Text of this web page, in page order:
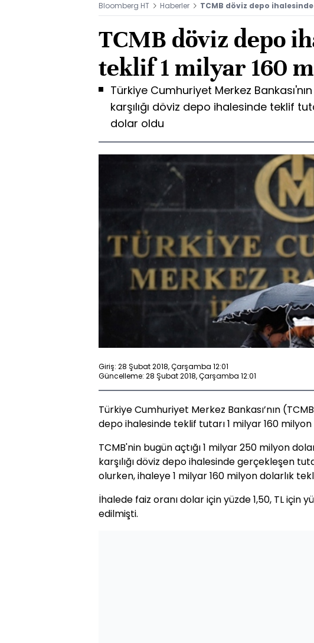
Bloomberg HT Haberler TCMB döviz depo
TCMB döviz depo
teklif 1 milyar 160
Türkiye Cumhuriyet Merkez
karşılığı döviz depo ihalesinde teklif
dolar oldu
Giriş: 28 Şubat 2018, Çarşamba 12:01
Güncelleme: 28 Şubat 2018, Çarşamba 12:01
Türkiye Cumhuriyet Merkez Bankası’nın
depo ihalesinde teklif tutarı 1 milyar 160
TCMB'nin bugün açtığı 1 milyar 250 milyon
karşılığı döviz depo ihalesinde gerçekleşen
olurken, ihaleye 1 milyar 160 milyon dolarlık
İhalede faiz oranı dolar için yüzde 1,50, TL için
edilmişti.